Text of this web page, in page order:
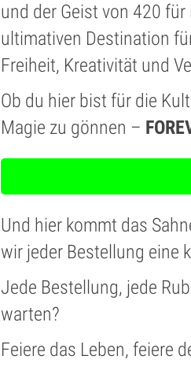
und der Geist von 420
ultimativen Destination
Freiheit, Kreativität und
Ob du hier bist für die
Magie zu gönnen –
Und hier kommt das
wir jeder Bestellung eine
Jede Bestellung, jede
warten?
Feiere das Leben, feiere